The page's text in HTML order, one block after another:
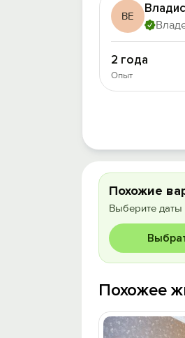
ВЕ
2 года
Опыт
Похожие
Выберите даты
Похожее